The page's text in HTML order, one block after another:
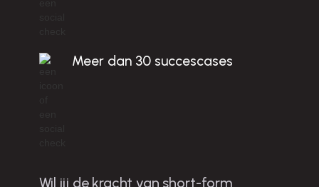
Meer dan 30 succescases
Wil jij de kracht van short-form